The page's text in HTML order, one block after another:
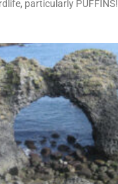
particularly PUFFINS!